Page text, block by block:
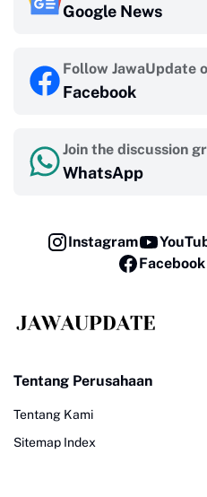
Google News
Follow JawaUpdate
Facebook
Join the discussion
WhatsApp
Instagram
Facebook
Tentang Perusahaan
Tentang Kami
Sitemap Index